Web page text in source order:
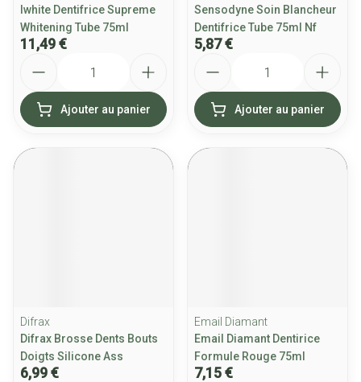
Iwhite Dentifrice Supreme
Whitening Tube 75ml
11,49 €
Ajouter au panier
Sensodyne Soin Blancheur
Dentifrice Tube 75ml Nf
5,87 €
Ajouter au panier
Difrax
Difrax Brosse Dents Bouts
Doigts Silicone Ass
6,99 €
Email Diamant
Email Diamant Dentirice
Formule Rouge 75ml
7,15 €